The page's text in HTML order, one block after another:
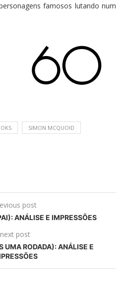
famosos lutando num
SIMON MCQUOID
post
ANÁLISE E IMPRESSÕES
next post
UMA RODADA): ANÁLISE E